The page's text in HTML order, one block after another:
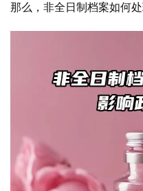
那么，非全日制档案如何